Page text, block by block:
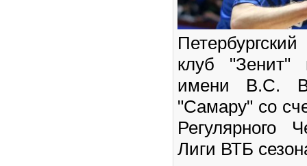
клуб "Зенит"
имени В.С.
"Самару" со
Регулярного
Лиги ВТБ